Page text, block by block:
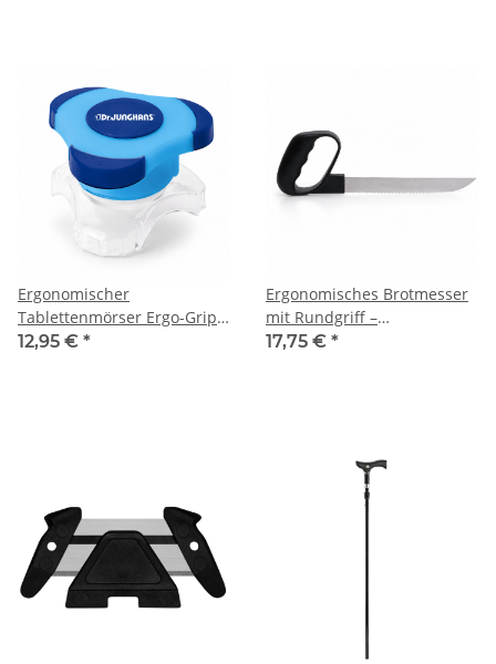
Ergonomischer
Tablettenmörser Ergo-Grip –
Tabletten einfach & sicher
12,95 € *
Ergonomisches Brotmesser
mit Rundgriff –
Kraftsparendes
17,75 € *